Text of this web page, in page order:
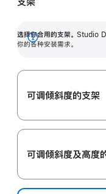
选择你合用的支架。 Studio
你的各种安装需求。
展
可调倾斜度的支架
可调倾斜度及高‍度